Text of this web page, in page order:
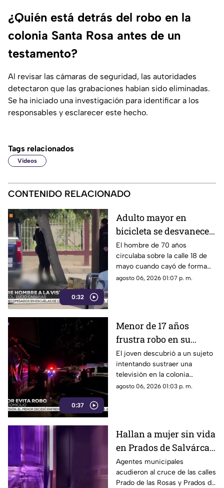
¿Quién está detrás del robo en la
colonia Santa Rosa antes de un
testamento?
Al revisar las cámaras de seguridad, las autoridades
detectaron que las grabaciones habían sido eliminadas.
Se ha iniciado una investigación para identificar a los
responsables y esclarecer este hecho.
Tags relacionados
Videos
CONTENIDO RELACIONADO
0:32
Adulto mayor en
bicicleta se desvanece y
pierde la vida en la
colonia Lucio Cabañas
El hombre de 70 años
circulaba sobre la calle 18 de
mayo cuando cayó de forma
repentina; paramédicos
agosto 06, 2026 01:07 p. m.
0:37
Menor de 17 años
frustra robo en su
domicilio de
Cuauhtémoc; resulta
herido de la mano
El joven descubrió a un sujeto
intentando sustraer una
televisión en la colonia
Reforma; tras forcejear con el
agosto 06, 2026 01:03 p. m.
Hallan a mujer sin vida
en Prados de Salvárcar;
cuerpo no presentaba
huellas de violencia
Agentes municipales
acudieron al cruce de las calles
Prado de las Rosas y Prados de